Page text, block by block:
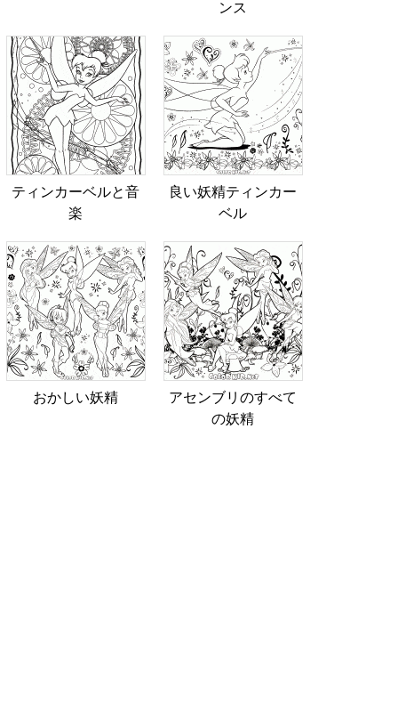
ンス
ティンカーベルと音
楽
良い妖精ティンカー
ベル
おかしい妖精
アセンブリのすべて
の妖精